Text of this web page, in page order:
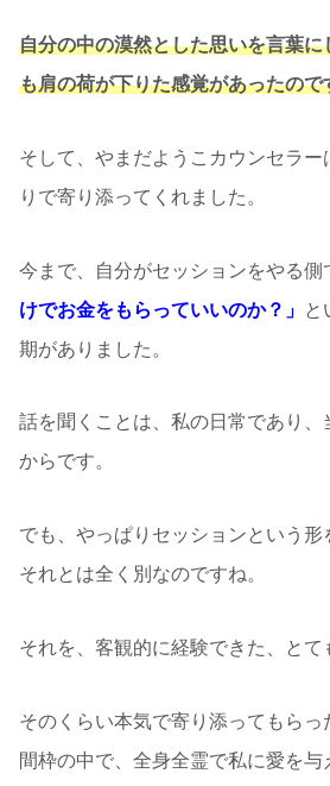
自分の中の漠然とした思いを言葉
も肩の荷が下りた感覚があったので
そして、やまだようこカウンセラー
りで寄り添ってくれました。
今まで、自分がセッションをやる側
けでお金をもらっていいのか？」 と
期がありました。
話を聞くことは、私の日常であり、
からです。
でも、やっぱりセッションという
それとは全く別なのですね。
それを、客観的に経験できた、とて
そのくらい本気で寄り添ってもら
間枠の中で、全身全霊で私に愛を与